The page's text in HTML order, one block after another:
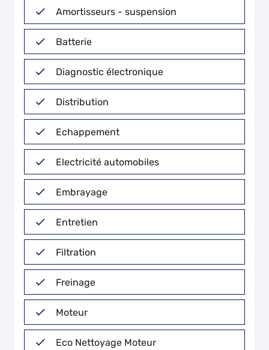
Amortisseurs - suspension
Batterie
Diagnostic électronique
Distribution
Echappement
Electricité automobiles
Embrayage
Entretien
Filtration
Freinage
Moteur
Eco Nettoyage Moteur